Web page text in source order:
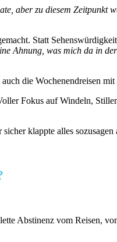
aber zu diesem Zeitpunkt
Statt
Ahnung, was mich da in
die Wochenendreisen
Fokus auf Windeln,
klappte alles
Abstinenz vom Reisen,